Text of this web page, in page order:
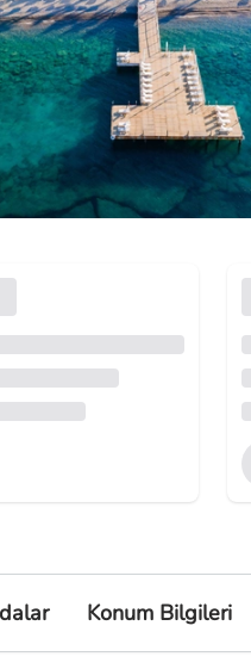
Konum Bilgileri